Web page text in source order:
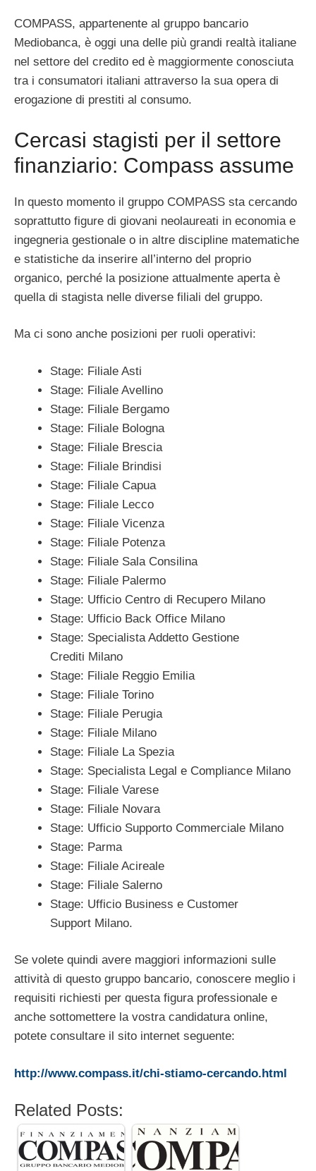
COMPASS, appartenente al gruppo bancario
Mediobanca, è oggi una delle più grandi realtà italiane
nel settore del credito ed è maggiormente conosciuta
tra i consumatori italiani attraverso la sua opera di
erogazione di prestiti al consumo.
Cercasi stagisti per il settore
finanziario: Compass assume
In questo momento il gruppo COMPASS sta cercando
soprattutto figure di giovani neolaureati in economia e
ingegneria gestionale o in altre discipline matematiche
e statistiche da inserire all’interno del proprio
organico, perché la posizione attualmente aperta è
quella di stagista nelle diverse filiali del gruppo.
Ma ci sono anche posizioni per ruoli operativi:
Stage: Filiale Asti
Stage: Filiale Avellino
Stage: Filiale Bergamo
Stage: Filiale Bologna
Stage: Filiale Brescia
Stage: Filiale Brindisi
Stage: Filiale Capua
Stage: Filiale Lecco
Stage: Filiale Vicenza
Stage: Filiale Potenza
Stage: Filiale Sala Consilina
Stage: Filiale Palermo
Stage: Ufficio Centro di Recupero Milano
Stage: Ufficio Back Office Milano
Stage: Specialista Addetto Gestione
Crediti Milano
Stage: Filiale Reggio Emilia
Stage: Filiale Torino
Stage: Filiale Perugia
Stage: Filiale Milano
Stage: Filiale La Spezia
Stage: Specialista Legal e Compliance Milano
Stage: Filiale Varese
Stage: Filiale Novara
Stage: Ufficio Supporto Commerciale Milano
Stage: Parma
Stage: Filiale Acireale
Stage: Filiale Salerno
Stage: Ufficio Business e Customer
Support Milano.
Se volete quindi avere maggiori informazioni sulle
attività di questo gruppo bancario, conoscere meglio i
requisiti richiesti per questa figura professionale e
anche sottomettere la vostra candidatura online,
potete consultare il sito internet seguente:
http://www.compass.it/chi-stiamo-cercando.html
Related Posts: